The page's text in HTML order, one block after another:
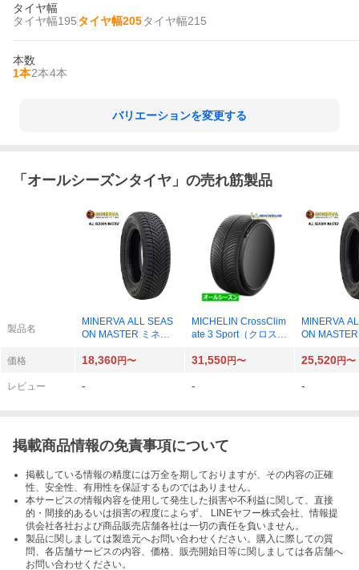
タイヤ幅
タイヤ幅195タイヤ幅205タイヤ幅215
本数
1本2本4本
バリエーションを変更する
「 オールシーズンタイヤ 」の売れ筋製品
製品名
MINERVA ALL SEAS
ON MASTER ミネル
スター 155/65R14 75
ヤ×4本
MICHELIN CrossClim
ate 3 Sport（クロスク
ツ） 225/40R19 93Y
イヤ×1本
MINERVA
ON
スター 195/
ヤ×4本
価格 18,360円〜 31,550円〜 25,520円〜
レビュー - - -
掲載商品情報の免責事項について
掲載している情報の精度には万全を期しておりますが、その内容の正確
性、安全性、有用性を保証するものではありません。
本サービスの情報内容を使用して発生した損害や不利益に関して、直接
的・間接的あるいは損害の程度によらず、 LINEヤフー株式会社、情報提
供会社各社および商品販売店舗各社は一切の責任を負いません。
製品に関しましては製造元へお問い合わせください。購入に際しての質
問、各店舗サービスの内容、価格、販売開始日等に関しましては各店舗へ
お問い合わせください。